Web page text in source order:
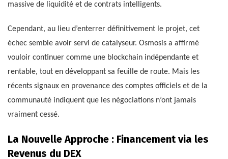
massive de liquidité et de contrats intelligents.
Cependant, au lieu d’enterrer définitivement le projet, cet
échec semble avoir servi de catalyseur. Osmosis a affirmé
vouloir continuer comme une blockchain indépendante et
rentable, tout en développant sa feuille de route. Mais les
récents signaux en provenance des comptes officiels et de la
communauté indiquent que les négociations n’ont jamais
vraiment cessé.
La Nouvelle Approche : Financement via les
Revenus du DEX